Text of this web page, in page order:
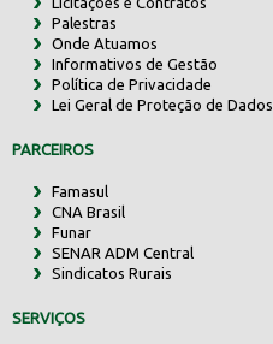
Palestras
Onde Atuamos
Informativos de Gestão
Política de Privacidade
Lei Geral de Proteção de Dados
PARCEIROS
Famasul
CNA Brasil
Funar
SENAR ADM Central
Sindicatos Rurais
SERVIÇOS